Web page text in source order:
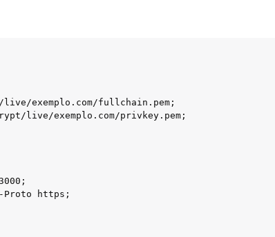
exemplo.com/fullchain.pem;
live/exemplo.com/privkey.pem;
https;